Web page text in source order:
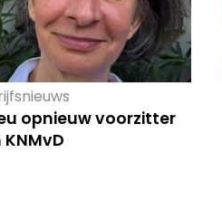
opnieuw voorzitter